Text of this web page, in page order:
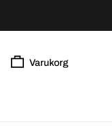
Varukorg